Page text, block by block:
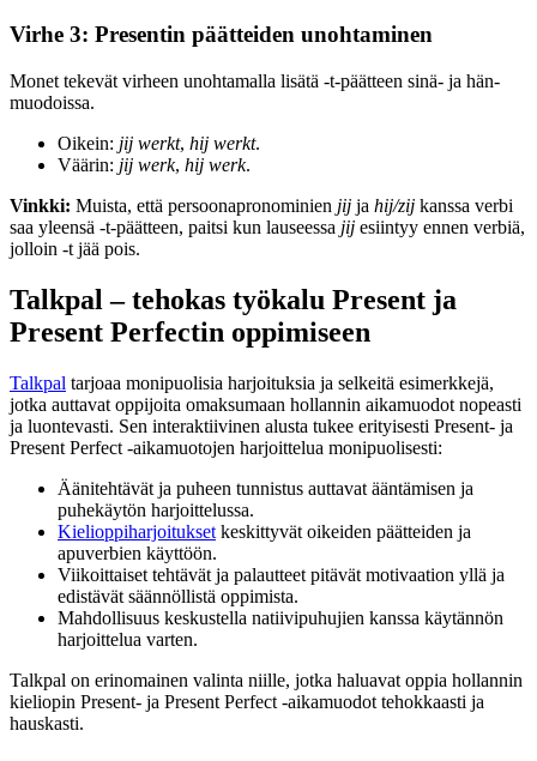
Virhe 3: Presentin päätteiden unohtaminen
Monet tekevät virheen unohtamalla lisätä -t-päätteen sinä- ja hän-
muodoissa.
Oikein: jij werkt, hij werkt.
Väärin: jij werk, hij werk.
Vinkki: Muista, että persoonapronominien jij ja hij/zij kanssa verbi
saa yleensä -t-päätteen, paitsi kun lauseessa jij esiintyy ennen verbiä,
jolloin -t jää pois.
Talkpal – tehokas työkalu Present ja
Present Perfectin oppimiseen
Talkpal tarjoaa monipuolisia harjoituksia ja selkeitä esimerkkejä,
jotka auttavat oppijoita omaksumaan hollannin aikamuodot nopeasti
ja luontevasti. Sen interaktiivinen alusta tukee erityisesti Present- ja
Present Perfect -aikamuotojen harjoittelua monipuolisesti:
Äänitehtävät ja puheen tunnistus auttavat ääntämisen ja
puhekäytön harjoittelussa.
Kielioppiharjoitukset keskittyvät oikeiden päätteiden ja
apuverbien käyttöön.
Viikoittaiset tehtävät ja palautteet pitävät motivaation yllä ja
edistävät säännöllistä oppimista.
Mahdollisuus keskustella natiivipuhujien kanssa käytännön
harjoittelua varten.
Talkpal on erinomainen valinta niille, jotka haluavat oppia hollannin
kieliopin Present- ja Present Perfect -aikamuodot tehokkaasti ja
hauskasti.